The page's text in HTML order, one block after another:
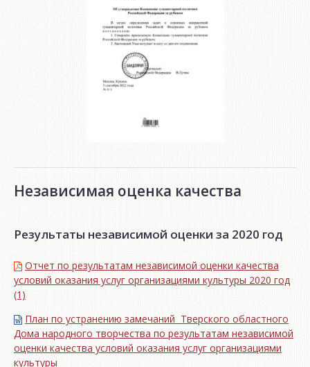
Независимая оценка качества
Результаты независимой оценки за 2020 год
Отчет по результатам независимой оценки качества
условий оказания услуг организациями культуры 2020 год
(1)
План по устранению замечаний Тверского областного
Дома народного творчества по результатам независимой
оценки качества условий оказания услуг организациями
культуры